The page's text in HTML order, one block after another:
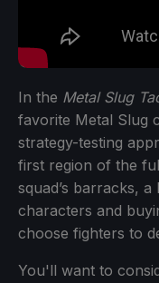
In the Metal Slug
favorite Metal Slug
strategy-testing
first region of the
squad’s barracks,
characters and
choose fighters to
You'll want to